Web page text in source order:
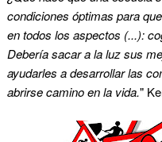
condiciones óptimas para
en todos los aspectos (...):
Debería sacar a la luz sus
ayudarles a desarrollar las
abrirse camino en la vida."